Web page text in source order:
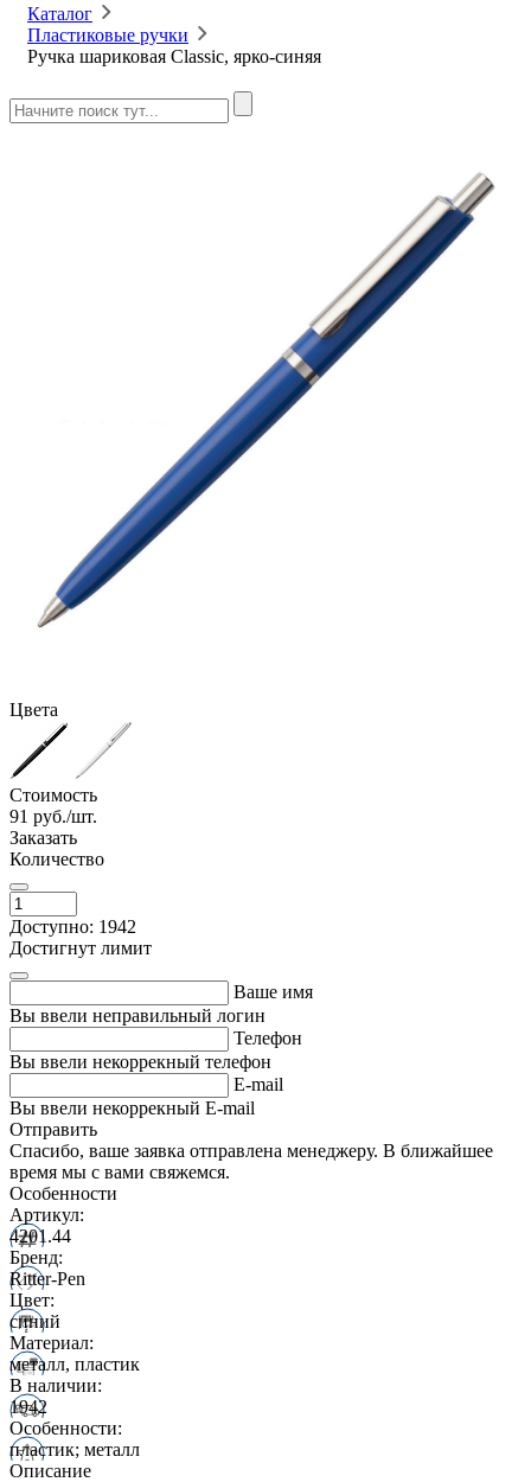
Каталог
Пластиковые ручки
Ручка шариковая Classic, ярко-синяя
Цвета
Стоимость
91 руб./шт.
Заказать
Количество
Доступно: 1942
Достигнут лимит
Ваше имя
Вы ввели неправильный логин
Телефон
Вы ввели некоррекный телефон
E-mail
Вы ввели некоррекный E-mail
Отправить
Спасибо, ваше заявка отправлена менеджеру. В ближайшее
время мы с вами свяжемся.
Особенности
Артикул:
4201.44
Бренд:
Ritter-Pen
Цвет:
синий
Материал:
металл, пластик
В наличии:
1942
Особенности:
пластик; металл
Описание